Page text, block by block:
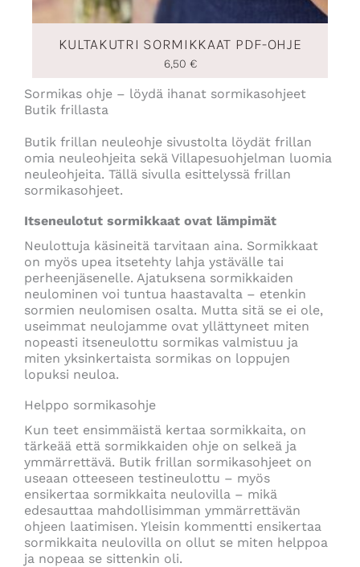
KULTAKUTRI SORMIKKAAT PDF-OHJE
6,50 €
Sormikas ohje – löydä ihanat sormikasohjeet
Butik frillasta
Butik frillan neuleohje sivustolta löydät frillan
omia neuleohjeita sekä Villapesuohjelman luomia
neuleohjeita. Tällä sivulla esittelyssä frillan
sormikasohjeet.
Itseneulotut sormikkaat ovat lämpimät
Neulottuja käsineitä tarvitaan aina. Sormikkaat
on myös upea itsetehty lahja ystävälle tai
perheenjäsenelle. Ajatuksena sormikkaiden
neulominen voi tuntua haastavalta – etenkin
sormien neulomisen osalta. Mutta sitä se ei ole,
useimmat neulojamme ovat yllättyneet miten
nopeasti itseneulottu sormikas valmistuu ja
miten yksinkertaista sormikas on loppujen
lopuksi neuloa.
Helppo sormikasohje
Kun teet ensimmäistä kertaa sormikkaita, on
tärkeää että sormikkaiden ohje on selkeä ja
ymmärrettävä. Butik frillan sormikasohjeet on
useaan otteeseen testineulottu – myös
ensikertaa sormikkaita neulovilla – mikä
edesauttaa mahdollisimman ymmärrettävän
ohjeen laatimisen. Yleisin kommentti ensikertaa
sormikkaita neulovilla on ollut se miten helppoa
ja nopeaa se sittenkin oli.